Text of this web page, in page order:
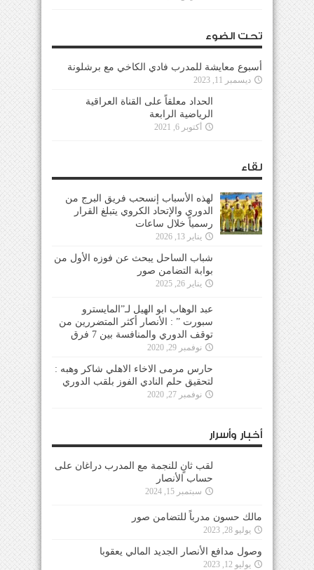
تحت الضوء
أسبوع معايشة للمدرب فادي الكاخي مع برشلونة
ديسمبر 11, 2023
الحداد معلقاً على القناة العراقية
الرياضية الرابعة
أكتوبر 6, 2021
لقاء
لهذه الأسباب إنسحب فريق البرج من
الدوري والإتحاد الكروي يتبلغ القرار
رسمياً خلال ساعات
يناير 13, 2026
شباب الساحل يبحث عن فوزه الأول من
بوابة التضامن صور
يناير 26, 2025
عبد الوهاب ابو الهيل لـ”المايسترو
سبورت ” : الأنصار أكثر المتضررين من
توقف الدوري والمنافسة بين 7 فرق
نوفمبر 29, 2020
حارس مرمى الاخاء الاهلي شاكر وهبه :
لتحقيق حلم النادي الفوز بلقب الدوري
نوفمبر 27, 2020
أخبار وأسرار
لقب ثانٍ للنجمة مع المدرب دراغان على
حساب الأنصار
سبتمبر 15, 2024
مالك حسون مدرباً للتضامن صور
يوليو 28, 2023
وصول مدافع الأنصار الجديد المالي يعقوبا
يوليو 12, 2023